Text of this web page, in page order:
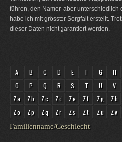
führen, den Namen aber unterschiedlich
habe ich mit grösster Sorgfalt erstellt.
dieser Daten nicht garantiert werden.
A B C D E F G H
O
P Q R S T U V
Za
Zb Zc Zd Ze Zf Zg Zh
Zo
Zp Zq Zr Zs Zt Zu Zv
Familienname/Geschlecht